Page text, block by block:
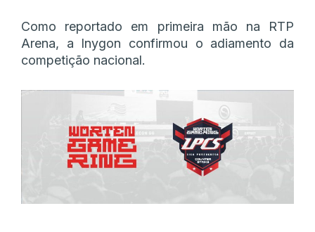
Como reportado em primeira mão na RTP
Arena, a Inygon confirmou o adiamento da
competição nacional.